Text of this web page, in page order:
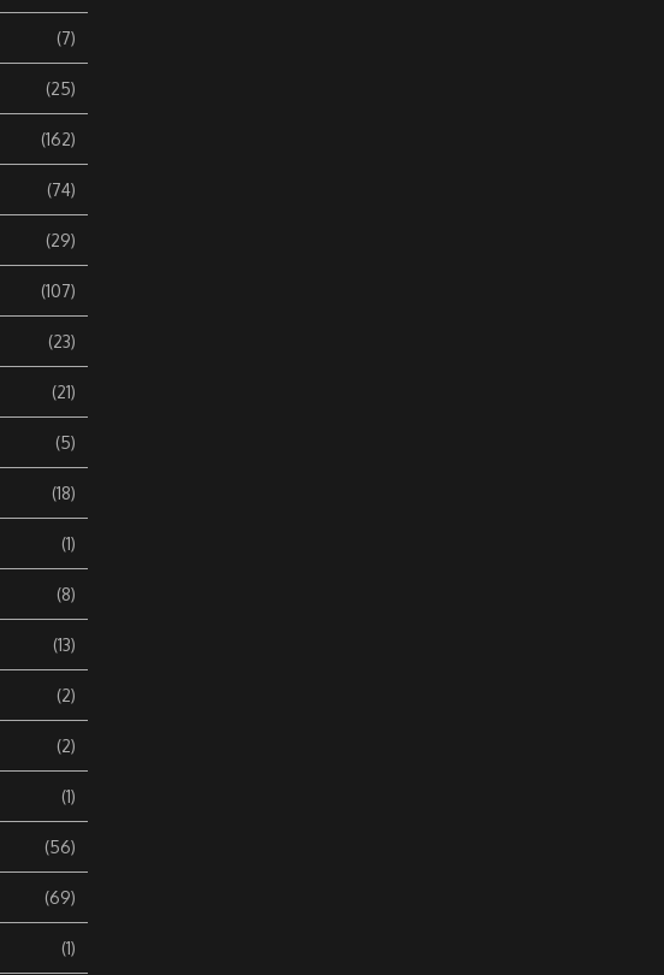
(7)
(25)
(162)
(74)
(29)
(107)
(23)
(21)
(5)
(18)
(1)
(8)
(13)
(2)
(2)
(1)
(56)
(69)
(1)